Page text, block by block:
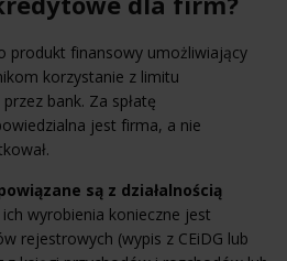
produkt finansowy umożliwiający
korzystanie z limitu
bank. Za spłatę
jest firma, a nie
są z działalnością
wyrobienia konieczne jest
rejestrowych (wypis z CEiDG lub